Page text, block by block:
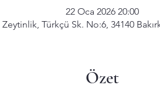
22 Oca 2026 20:00
Zeytinlik, Türkçü Sk. No:6, 34140
Özet